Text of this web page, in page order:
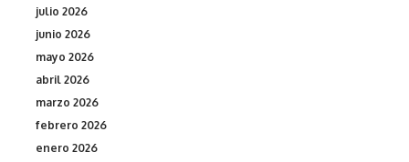
julio 2026
junio 2026
mayo 2026
abril 2026
marzo 2026
febrero 2026
enero 2026